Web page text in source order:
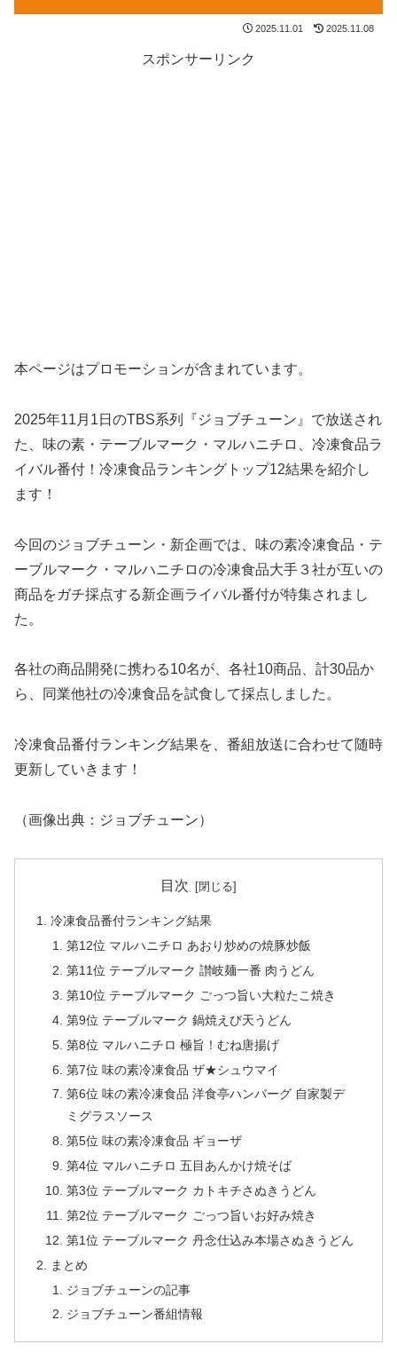
2025.11.01 2025.11.08
スポンサーリンク
本ページはプロモーションが含まれています。
2025年11月1日のTBS系列『ジョブチューン』で放送され
た、味の素・テーブルマーク・マルハニチロ、冷凍食品ラ
イバル番付！冷凍食品ランキングトップ12結果を紹介し
ます！
今回のジョブチューン・新企画では、味の素冷凍食品・テ
ーブルマーク・マルハニチロの冷凍食品大手３社が互いの
商品をガチ採点する新企画ライバル番付が特集されまし
た。
各社の商品開発に携わる10名が、各社10商品、計30品か
ら、同業他社の冷凍食品を試食して採点しました。
冷凍食品番付ランキング結果を、番組放送に合わせて随時
更新していきます！
（画像出典：ジョブチューン）
目次
冷凍食品番付ランキング結果
第12位 マルハニチロ あおり炒めの焼豚炒飯
第11位 テーブルマーク 讃岐麺一番 肉うどん
第10位 テーブルマーク ごっつ旨い大粒たこ焼き
第9位 テーブルマーク 鍋焼えび天うどん
第8位 マルハニチロ 極旨！むね唐揚げ
第7位 味の素冷凍食品 ザ★シュウマイ
第6位 味の素冷凍食品 洋食亭ハンバーグ 自家製デ
ミグラスソース
第5位 味の素冷凍食品 ギョーザ
第4位 マルハニチロ 五目あんかけ焼そば
第3位 テーブルマーク カトキチさぬきうどん
第2位 テーブルマーク ごっつ旨いお好み焼き
第1位 テーブルマーク 丹念仕込み本場さぬきうどん
まとめ
ジョブチューンの記事
ジョブチューン番組情報